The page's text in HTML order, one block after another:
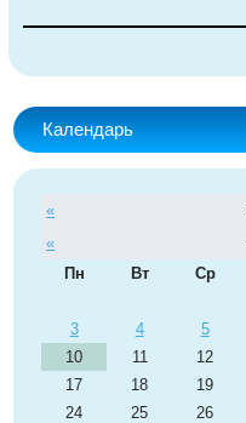
Календарь
«
«
Пн
Вт Ср
3
4 5
10
11 12
17
18 19
24
25 26